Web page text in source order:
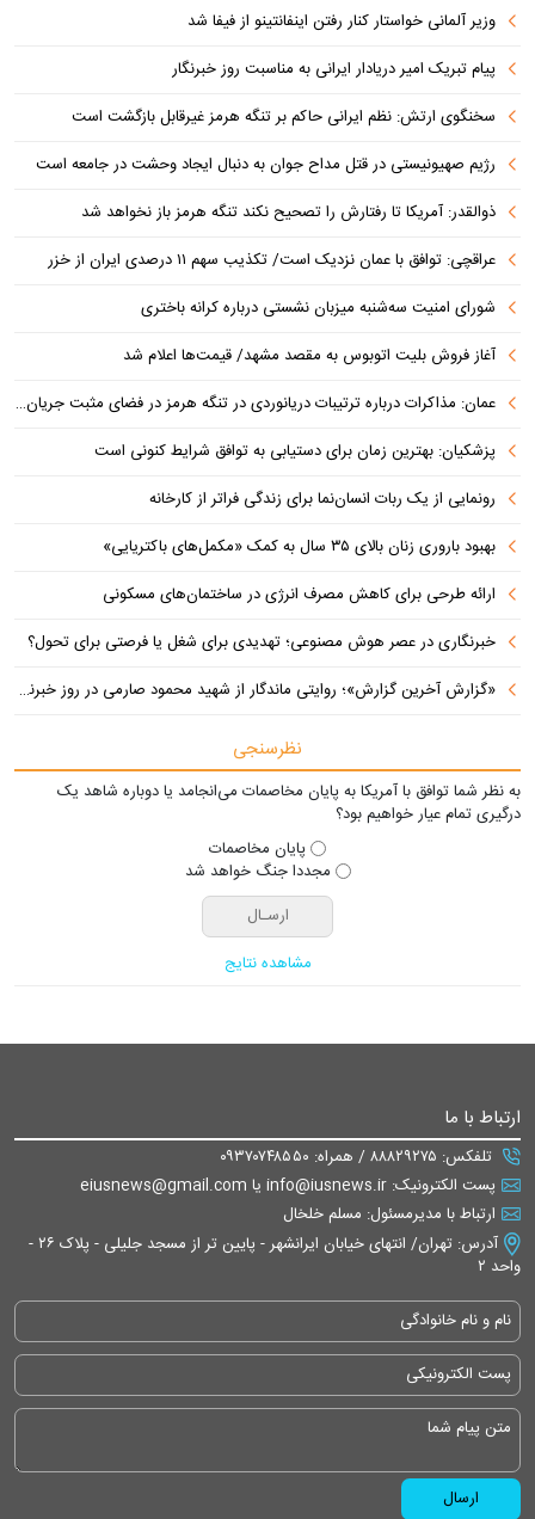
وزیر آلمانی خواستار کنار رفتن اینفانتینو از فیفا شد
پیام تبریک امیر دریادار ایرانی به مناسبت روز خبرنگار
سخنگوی ارتش: نظم ایرانی حاکم بر تنگه هرمز غیرقابل بازگشت است
رژیم صهیونیستی در قتل مداح جوان به دنبال ایجاد وحشت در جامعه است
ذوالقدر: آمریکا تا رفتارش را تصحیح نکند تنگه هرمز باز نخواهد شد
عراقچی: توافق با عمان نزدیک است/ تکذیب سهم ۱۱ درصدی ایران از خزر
شورای امنیت سه‌شنبه میزبان نشستی درباره کرانه باختری
آغاز فروش بلیت اتوبوس به مقصد مشهد/ قیمت‌ها اعلام شد
عمان: مذاکرات درباره ترتیبات دریانوردی در تنگه هرمز در فضای مثبت جریان دارد
پزشکیان‌: بهترین زمان برای دستیابی به توافق شرایط کنونی است
رونمایی از یک ربات انسان‌نما برای زندگی فراتر از کارخانه
بهبود باروری زنان بالای ۳۵ سال به کمک «مکمل‌های باکتریایی»
ارائه طرحی برای کاهش مصرف انرژی در ساختمان‌های مسکونی
خبرنگاری در عصر هوش مصنوعی؛ تهدیدی برای شغل یا فرصتی برای تحول؟
«گزارش آخرین گزارش»؛ روایتی ماندگار از شهید محمود صارمی در روز خبرنگار
نظرسنجی
به نظر شما توافق با آمریکا به پایان مخاصمات می‌انجامد یا دوباره شاهد یک
درگیری تمام عیار خواهیم بود؟
پایان مخاصمات
مجددا جنگ خواهد شد
مشاهده نتایج
ارتباط با ما
تلفکس: ۸۸۸۲۹۲۷۵ / همراه: ۰۹۳۷۰۷۴۸۵۵۰
پست الکترونیک: info@iusnews.ir یا eiusnews@gmail.com
ارتباط با مدیرمسئول: مسلم خلخال
آدرس: تهران/ انتهای خیابان ایرانشهر - پایین تر از مسجد جلیلی - پلاک ۲۶ -
واحد ۲